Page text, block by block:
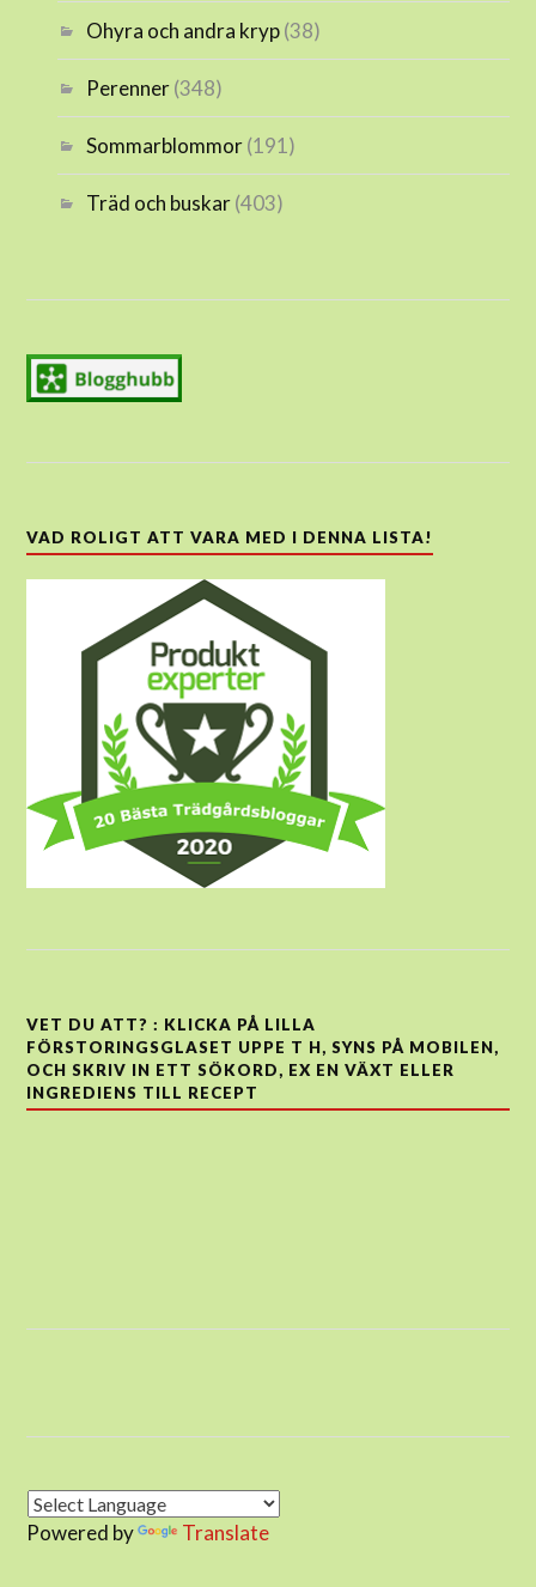
Ohyra och andra kryp(38)
Perenner(348)
Sommarblommor(191)
Träd och buskar(403)
VAD ROLIGT ATT VARA MED I DENNA LISTA!
VET DU ATT? : KLICKA PÅ LILLA
FÖRSTORINGSGLASET UPPE T H, SYNS PÅ MOBILEN,
OCH SKRIV IN ETT SÖKORD, EX EN VÄXT ELLER
INGREDIENS TILL RECEPT
Powered by Translate